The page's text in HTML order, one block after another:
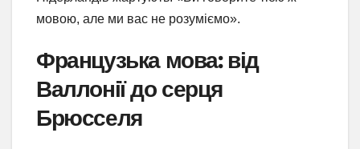
мовою, але ми вас не розуміємо».
Французька мова: від
Валлонії до серця
Брюсселя